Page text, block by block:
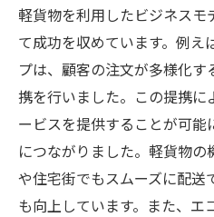
軽貨物を利用したビジネス
て成功を収めています。例え
プは、顧客の注文が多様化
携を行いました。この提携
ービスを提供することが可
につながりました。軽貨物
や住宅街でもスムーズに配送
も向上しています。また、エ